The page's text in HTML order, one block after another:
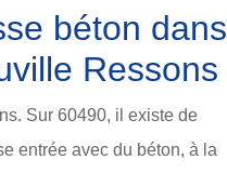
béton dans
Ressons
Sur 60490, il existe de
entrée avec du béton, à la